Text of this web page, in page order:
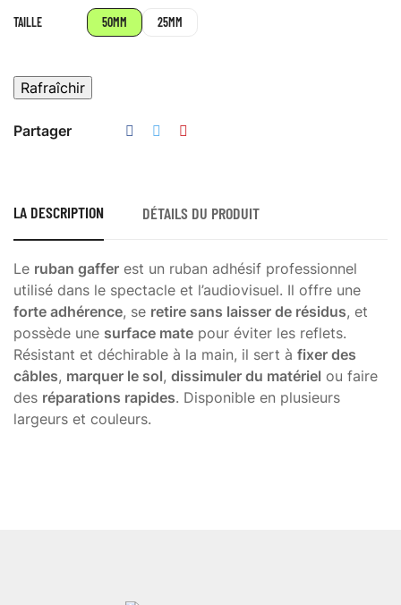
TAILLE 50MM 25MM
Partager
LA DESCRIPTION DÉTAILS DU PRODUIT
Le ruban gaffer est un ruban adhésif professionnel
utilisé dans le spectacle et l’audiovisuel. Il offre une
forte adhérence, se retire sans laisser de résidus, et
possède une surface mate pour éviter les reflets.
Résistant et déchirable à la main, il sert à fixer des
câbles, marquer le sol, dissimuler du matériel ou faire
des réparations rapides. Disponible en plusieurs
largeurs et couleurs.